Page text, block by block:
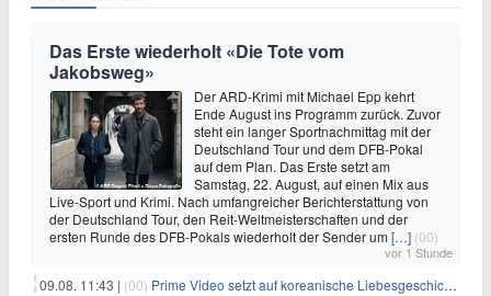
Das Erste wiederholt «Die Tote vom
Jakobsweg»
Der ARD-Krimi mit Michael Epp kehrt
Ende August ins Programm zurück. Zuvor
steht ein langer Sportnachmittag mit der
Deutschland Tour und dem DFB-Pokal
auf dem Plan. Das Erste setzt am
Samstag, 22. August, auf einen Mix aus
Live-Sport und Krimi. Nach umfangreicher Berichterstattung von
der Deutschland Tour, den Reit-Weltmeisterschaften und der
ersten Runde des DFB-Pokals wiederholt der Sender um[…] (00)
vor 1 Stunde
09.08. 11:43 | (00) Prime Video setzt auf koreanische Liebesgeschichte